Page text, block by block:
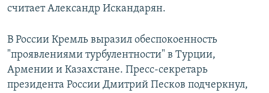
считает Александр Искандарян.
В России Кремль выразил обеспокоенность
"проявлениями турбулентности" в Турции,
Армении и Казахстане. Пресс-секретарь
президента России Дмитрий Песков подчеркнул,